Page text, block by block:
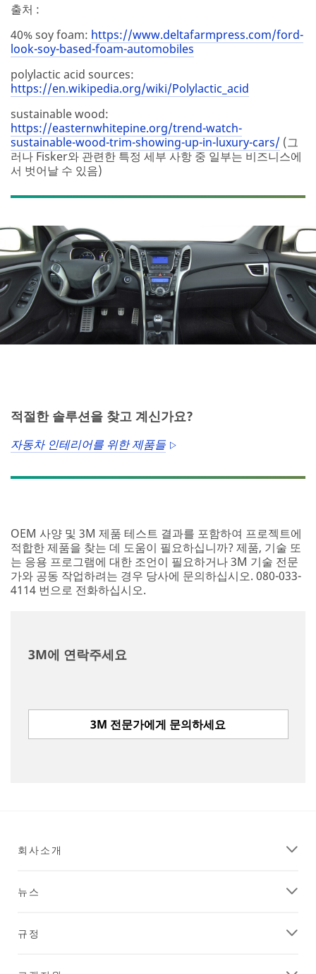
출처 :
40% soy foam: https://www.deltafarmpress.com/ford-
look-soy-based-foam-automobiles
polylactic acid sources:
https://en.wikipedia.org/wiki/Polylactic_acid
sustainable wood:
https://easternwhitepine.org/trend-watch-
sustainable-wood-trim-showing-up-in-luxury-cars/ (그
러나 Fisker와 관련한 특정 세부 사항 중 일부는 비즈니스에
서 벗어날 수 있음)
Up
All
fields
are
required
Country/Regi
United States
적절한 솔루션을 찾고 계신가요?
자동차 인테리어를 위한 제품들
OEM 사양 및 3M 제품 테스트 결과를 포함하여 프로젝트에
적합한 제품을 찾는 데 도움이 필요하십니까? 제품, 기술 또
는 응용 프로그램에 대한 조언이 필요하거나 3M 기술 전문
가와 공동 작업하려는 경우 당사에 문의하십시오. 080-033-
4114 번으로 전화하십시오.
3M에 연락주세요
3M 전문가에게 문의하세요
회사소개
뉴스
규정